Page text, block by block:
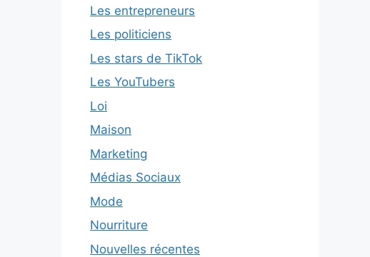
Les entrepreneurs
Les politiciens
Les stars de TikTok
Les YouTubers
Loi
Maison
Marketing
Médias Sociaux
Mode
Nourriture
Nouvelles récentes